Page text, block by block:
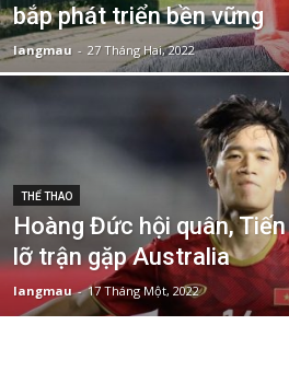
bắp phát triển bền vững
langmau - 27 Tháng Hai, 2022
THỂ THAO
Hoàng Đức hội quân,
lỡ trận gặp Australia
langmau - 17 Tháng Một, 2022